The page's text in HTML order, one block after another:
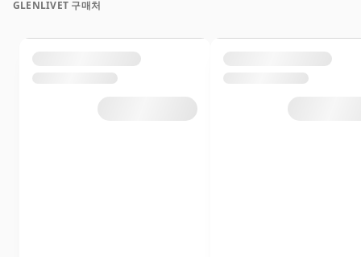
GLENLIVET 구매처